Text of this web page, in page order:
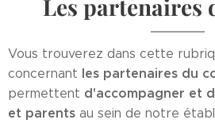
Les partenaires
Vous trouverez dans cette
concernant les partenaires du
permettent d'accompagner et
et parents au sein de notre